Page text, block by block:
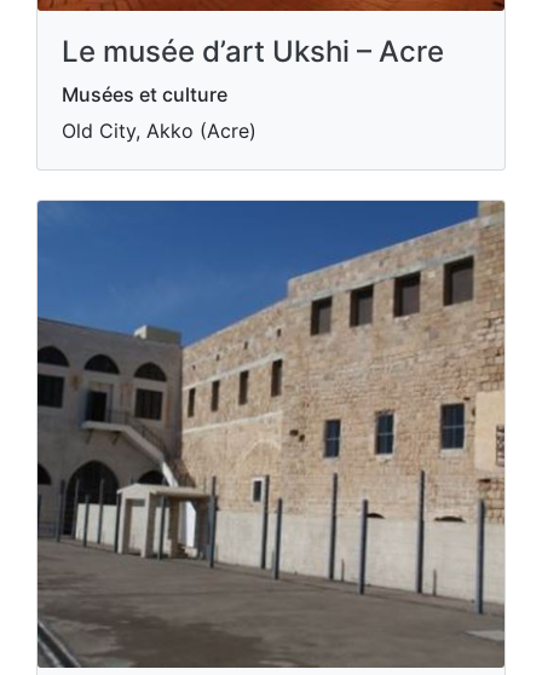
Le musée d’art Ukshi – Acre
Musées et culture
Old City, Akko (Acre)